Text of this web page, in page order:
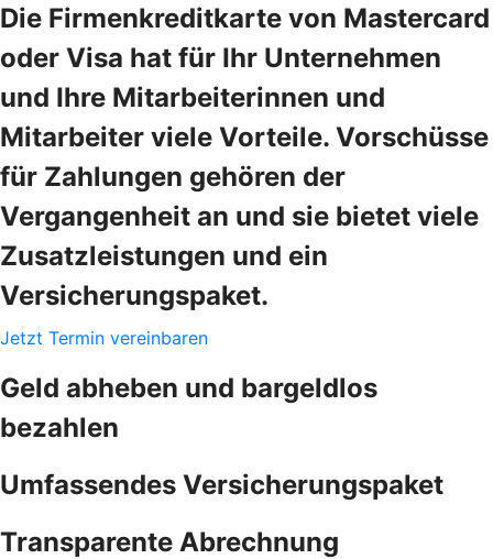
Die Firmenkreditkarte von Mastercard
oder Visa hat für Ihr Unternehmen
und Ihre Mitarbeiterinnen und
Mitarbeiter viele Vorteile. Vorschüsse
für Zahlungen gehören der
Vergangenheit an und sie bietet viele
Zusatzleistungen und ein
Versicherungspaket.
Jetzt Termin vereinbaren
Geld abheben und bargeldlos
bezahlen
Umfassendes Versicherungspaket
Transparente Abrechnung